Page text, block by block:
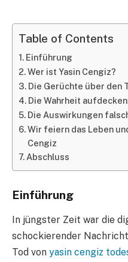
Table of Contents
Einführung
Wer ist Yasin Cengiz?
Die Gerüchte über den
Die Wahrheit
Die Auswirkungen
Wir feiern das Leben
Cengiz
Abschluss
Einführung
In jüngster Zeit war die
schockierender
Tod von yasin cengiz